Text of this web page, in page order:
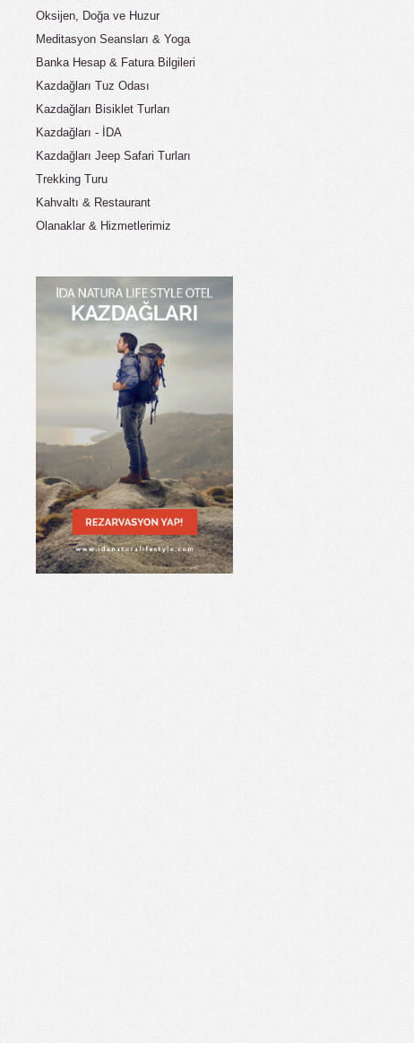
Oksijen, Doğa ve Huzur
Meditasyon Seansları & Yoga
Banka Hesap & Fatura Bilgileri
Kazdağları Tuz Odası
Kazdağları Bisiklet Turları
Kazdağları - İDA
Kazdağları Jeep Safari Turları
Trekking Turu
Kahvaltı & Restaurant
Olanaklar & Hizmetlerimiz